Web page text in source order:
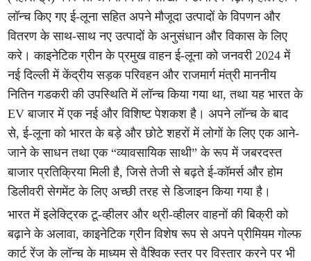
लॉन्च किए गए ई-लूना सहित अपने मौजूदा उत्पादों के विपणन और
वितरण के साथ-साथ नए उत्पादों के अनुसंधान और विकास के लिए
करे। काइनेटिक ग्रीन के प्रमुख वाहन ई-लूना को जनवरी 2024 में
नई दिल्ली में केंद्रीय सड़क परिवहन और राजमार्ग मंत्री माननीय
नितिन गडकरी की उपस्थिति में लॉन्च किया गया था, तथा यह भारत के
EV बाजार में एक नई और विशिष्ट पेशकश है। अपने लॉन्च के बाद
से, ई-लूना को भारत के बड़े और छोटे शहरों में लोगों के लिए एक आने-
जाने के साधन तथा एक “व्यावसायिक साथी” के रूप में जबरदस्त
बाजार प्रतिक्रिया मिली है, जिसे तेजी से बढ़ते ई-कॉमर्स और होम
डिलीवरी सेगमेंट के लिए अच्छी तरह से डिजाइन किया गया है।
भारत में इलेक्ट्रिक टू-व्हीलर और थ्री-व्हीलर वाहनों की बिक्री को
बढ़ाने के अलावा, काइनेटिक ग्रीन विशेष रूप से अपने प्रीमियम गोल्फ
कार्ट रेंज के लॉन्च के माध्यम से वैश्विक स्तर पर विस्तार करने पर भी